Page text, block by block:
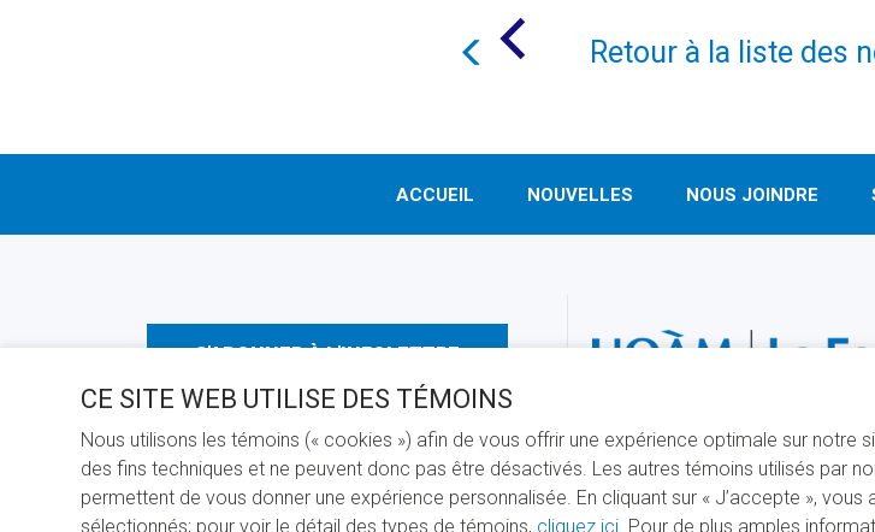
Retour à la liste des
ACCUEIL NOUVELLES NOUS JOINDRE
S'ABONNER À L'INFOLETTRE
CE SITE WEB UTILISE DES TÉMOINS
Nous utilisons les témoins (« cookies ») afin de vous offrir une expérience optimale sur notre
des fins techniques et ne peuvent donc pas être désactivés. Les autres témoins utilisés par
permettent de vous donner une expérience personnalisée. En cliquant sur « J’accepte », vous
sélectionnés; pour voir le détail des types de témoins, cliquez ici . Pour de plus amples